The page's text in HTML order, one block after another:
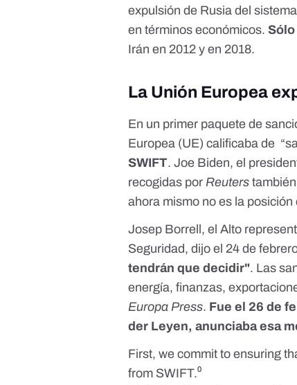
expulsión de Rusia del
en términos económicos.
Irán en 2012 y en 2018.
La Unión Europea
En un primer paquete de
Europea (UE) calificaba de “
SWIFT. Joe Biden, el
recogidas porReuters
ahora mismo no es la
Josep Borrell, el Alto
Seguridad,dijo el 24 de
tendrán que decidir". Las
energía, finanzas,
Europa Press. Fue el 26 de
der Leyen, anunciaba esa
First, we commit to ensuring
from SWIFT.⁰